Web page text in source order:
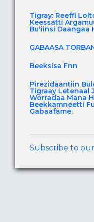
Tigray: Reeffi
Keessatti
Bu'iinsi Daangaa
GABAASA
Beeksisa Fnn
Pirezidaantiin
Tigraay Letenaal
Worradaa Mana
Beekkamneetti
Gabaafame.
Subscribe to our